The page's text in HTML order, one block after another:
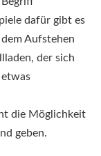
dafür gibt es
Aufstehen
der sich
etwas
die Möglichkeit
geben.